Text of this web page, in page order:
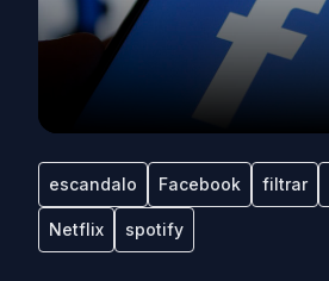
escandalo Facebook filtrar
Netflix spotify